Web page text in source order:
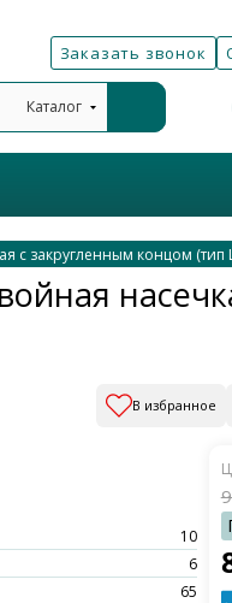
Заказать звонок
Каталог
с закругленным концом (тип
В избранное
10
6
65